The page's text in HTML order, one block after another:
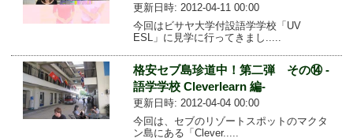
更新日時: 2012-04-11 00:00
今回はビサヤ大学付設語学学校「UV
ESL」に見学に行ってきまし.....
格安セブ島珍道中！第二弾 その⑭ -
語学学校 Cleverlearn 編-
更新日時: 2012-04-04 00:00
今回は、セブのリゾートスポットのマクタ
ン島にある「Clever.....